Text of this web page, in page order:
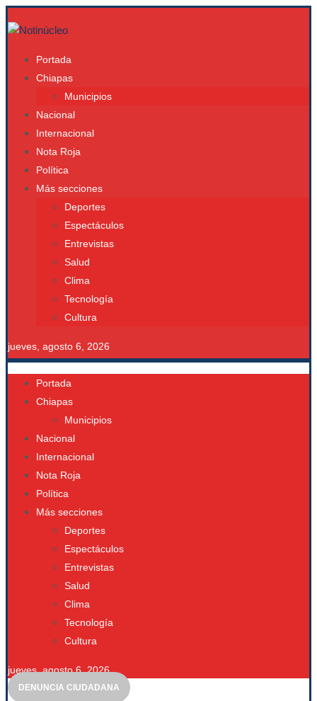
Portada
Chiapas
Municipios
Nacional
Internacional
Nota Roja
Política
Más secciones
Deportes
Espectáculos
Entrevistas
Salud
Clima
Tecnología
Cultura
jueves, agosto 6, 2026
Portada
Chiapas
Municipios
Nacional
Internacional
Nota Roja
Política
Más secciones
Deportes
Espectáculos
Entrevistas
Salud
Clima
Tecnología
Cultura
jueves, agosto 6, 2026
DENUNCIA CIUDADANA